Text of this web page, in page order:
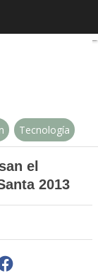
Kids
Tecnología
el
2013